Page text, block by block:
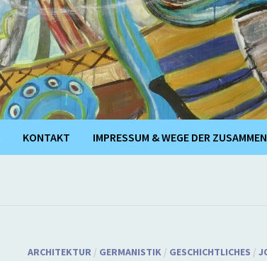
KONTAKT IMPRESSUM & WEGE DER
ARCHITEKTUR / GERMANISTIK/ GESCHICHTLICHES /